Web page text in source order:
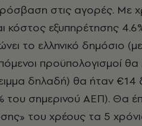
στις αγορές. Με
κόστος εξυπηρέτησης
το ελληνικό δημόσιο
προϋπολογισμοί θα
δηλαδή) θα ήταν €14
του σημερινού ΑΕΠ). Θα
του χρέους τα 5